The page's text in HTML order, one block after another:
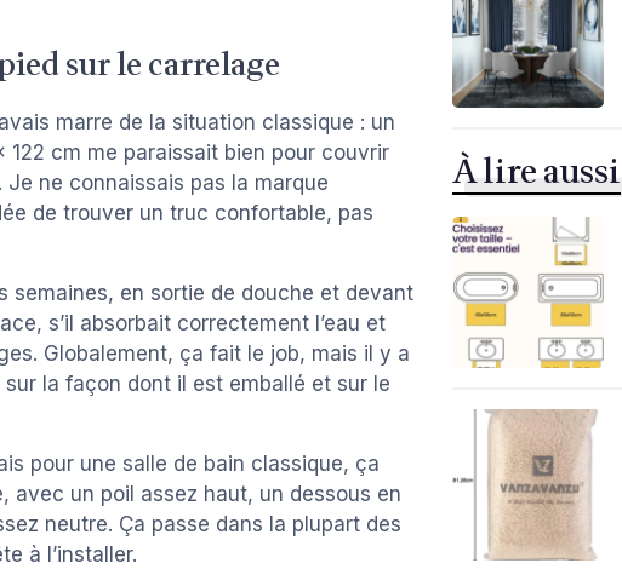
sur le carrelage
marre de la situation classique : un
cm me paraissait bien pour couvrir
ne connaissais pas la marque
de trouver un truc confortable, pas
semaines, en sortie de douche et devant
s’il absorbait correctement l’eau et
Globalement, ça fait le job, mais il y a
la façon dont il est emballé et sur le
pour une salle de bain classique, ça
avec un poil assez haut, un dessous en
neutre. Ça passe dans la plupart des
à l’installer.
À lire aussi